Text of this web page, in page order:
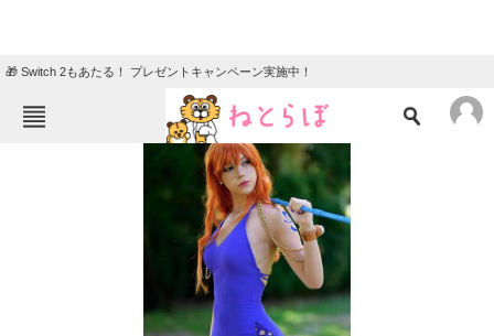
🎁 Switch 2もあたる！ プレゼントキャンペーン実施中！
ニュース
クイズ
地域
教育・育児